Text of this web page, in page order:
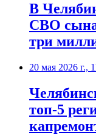
В
СВО
три
20 мая 2026 г.,
топ-5